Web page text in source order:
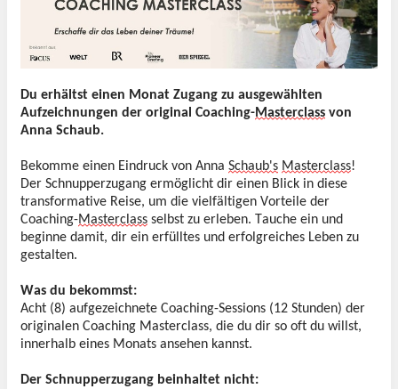
Du erhältst einen Monat Zugang zu ausgewählten
Aufzeichnungen der original Coaching-Masterclass von
Anna Schaub.
Bekomme einen Eindruck von Anna Schaub's Masterclass!
Der Schnupperzugang ermöglicht dir einen Blick in diese
transformative Reise, um die vielfältigen Vorteile der
Coaching-Masterclass selbst zu erleben. Tauche ein und
beginne damit, dir ein erfülltes und erfolgreiches Leben zu
gestalten.
Was du bekommst:
Acht (8) aufgezeichnete Coaching-Sessions (12 Stunden) der
originalen Coaching Masterclass, die du dir so oft du willst,
innerhalb eines Monats ansehen kannst.
Der Schnupperzugang beinhaltet nicht: